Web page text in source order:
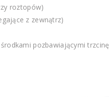
roztopów)
z zewnątrz)
pozbawiającymi trzcinę